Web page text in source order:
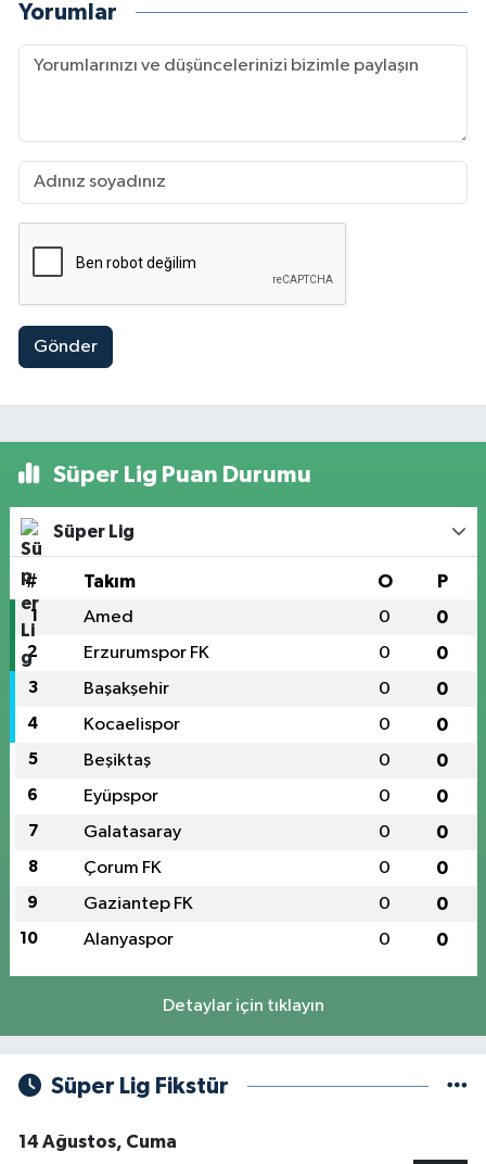
Yorumlar
Gönder
Süper Lig Puan Durumu
Süper Lig
# Takım O P
1 Amed 0 0
2 Erzurumspor FK 0 0
3 Başakşehir 0 0
4 Kocaelispor 0 0
5 Beşiktaş 0 0
6 Eyüpspor 0 0
7 Galatasaray 0 0
8 Çorum FK 0 0
9 Gaziantep FK 0 0
10 Alanyaspor 0 0
Detaylar için tıklayın
Süper Lig Fikstür
14 Ağustos, Cuma